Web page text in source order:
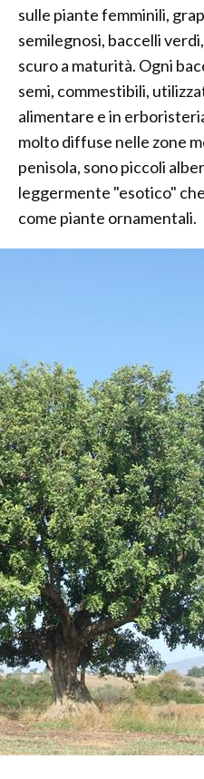
sulle piante femminili,
semilegnosi, baccelli
scuro a maturità. Ogni
semi, commestibili,
alimentare e in
molto diffuse nelle zone
penisola, sono piccoli
leggermente "esotico"
come piante ornamentali.